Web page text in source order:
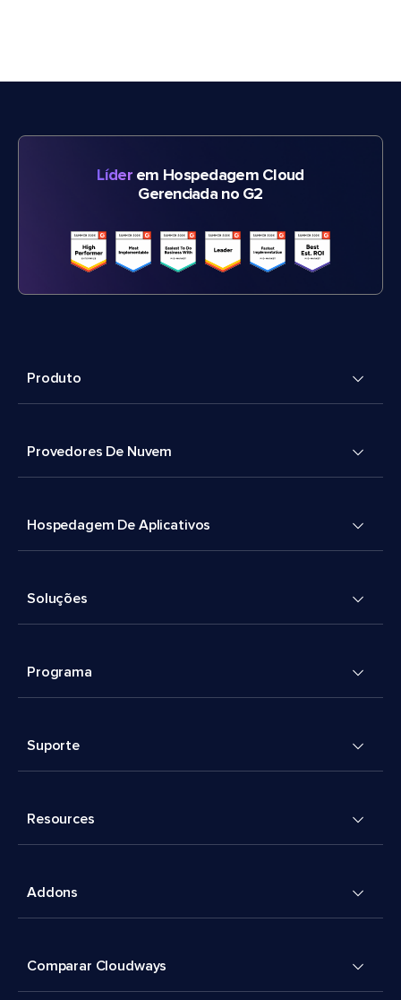
Líderem Hospedagem Cloud
Gerenciada no G2
Produto
Provedores De Nuvem
Hospedagem De Aplicativos
Soluções
Programa
Suporte
Resources
Addons
Comparar Cloudways